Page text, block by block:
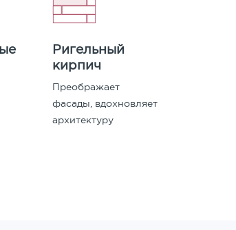
Ригельный
кирпич
Преображает
фасады, вдохновляет
архитектуру